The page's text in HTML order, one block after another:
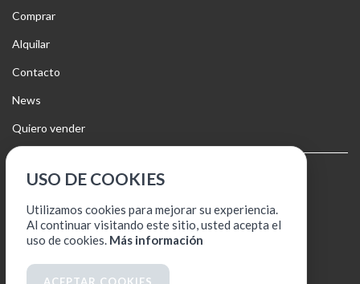
Comprar
Alquilar
Contacto
News
Quiero vender
Aviso legal
Política de cookies
Política de protección de datos
USO DE COOKIES
Utilizamos cookies para mejorar su experiencia.
Al continuar visitando este sitio, usted acepta el
uso de cookies. Más información